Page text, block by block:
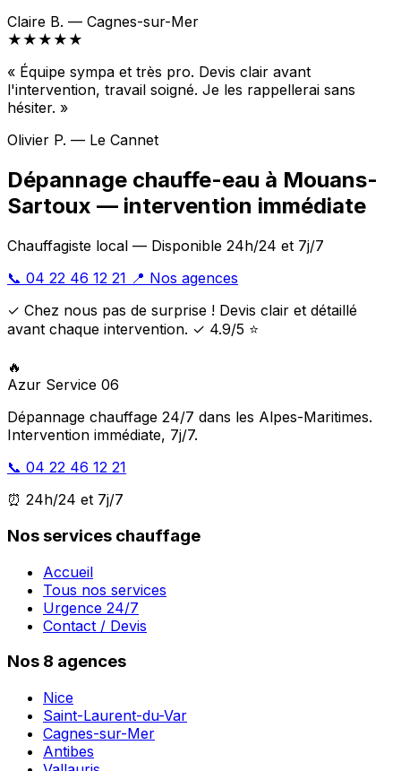
Claire B. — Cagnes-sur-Mer
★★★★★
« Équipe sympa et très pro. Devis clair avant
l'intervention, travail soigné. Je les rappellerai sans
hésiter. »
Olivier P. — Le Cannet
Dépannage chauffe-eau à Mouans-
Sartoux — intervention immédiate
Chauffagiste local — Disponible 24h/24 et 7j/7
📞 04 22 46 12 21 📍 Nos agences
✓ Chez nous pas de surprise ! Devis clair et détaillé
avant chaque intervention. ✓ 4.9/5 ⭐
🔥
Azur Service 06
Dépannage chauffage 24/7 dans les Alpes-Maritimes.
Intervention immédiate, 7j/7.
📞 04 22 46 12 21
⏰ 24h/24 et 7j/7
Nos services chauffage
Accueil
Tous nos services
Urgence 24/7
Contact / Devis
Nos 8 agences
Nice
Saint-Laurent-du-Var
Cagnes-sur-Mer
Antibes